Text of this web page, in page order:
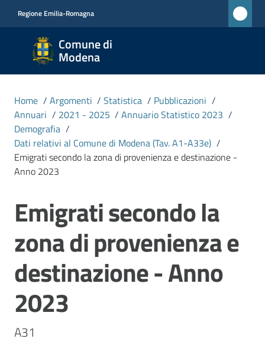
Regione Emilia-Romagna
Comune di
Modena
Comune
di
Modena
CIVICA
MONET
Amministrazione
Novità
Vivere
Modena
Home / Argomenti / Statistica / Pubblicazioni /
Annuari / 2021 - 2025 / Annuario Statistico 2023 /
Demografia /
Dati relativi al Comune di Modena (Tav. A1-A33e) /
Emigrati secondo la zona di provenienza e destinazione -
Anno 2023
Salta al contenuto
Emigrati secondo la
zona di provenienza e
destinazione - Anno
2023
A31